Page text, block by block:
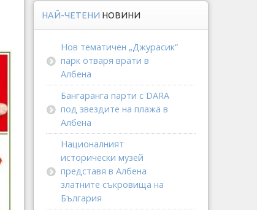
НАЙ-ЧЕТЕНИ НОВИНИ
Нов тематичен „Джурасик“
парк отваря врати в
Албена
Бангаранга парти с DARA
под звездите на плажа в
Албена
Националният
исторически музей
представя в Албена
златните съкровища на
България